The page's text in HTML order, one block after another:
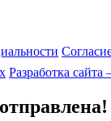
Разработка